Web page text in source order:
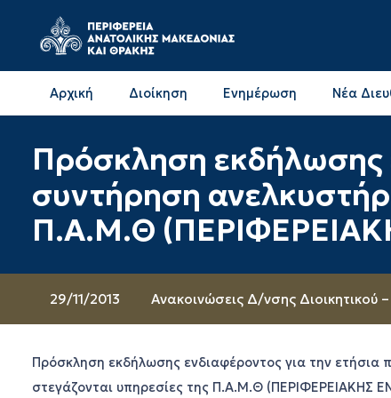
Αρχική Διοίκηση Ενημέρωση Νέα
Πρόσκληση εκδήλωσης
συντήρηση
Π.Α.Μ.Θ
29/11/2013 Ανακοινώσεις Δ/νσης Διοικητικού
Πρόσκληση εκδήλωσης ενδιαφέροντος για την ετήσια
στεγάζονται υπηρεσίες της Π.Α.Μ.Θ (ΠΕΡΙΦΕΡΕΙΑΚΗΣ